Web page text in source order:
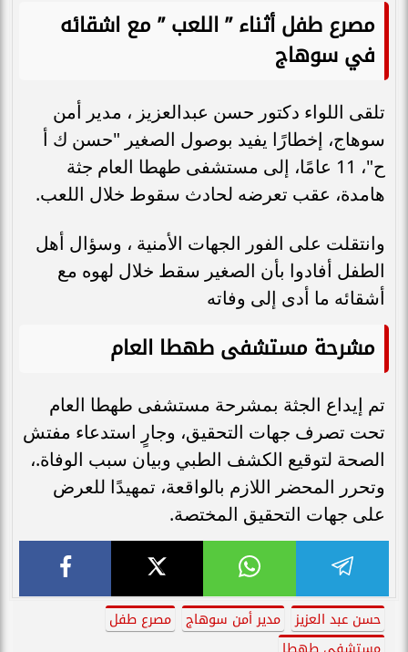
مصرع طفل أثناء ” اللعب ” مع اشقائه
في سوهاج
تلقى اللواء دكتور حسن عبدالعزيز ، مدير أمن
سوهاج، إخطارًا يفيد بوصول الصغير "حسن ك أ
ح"، 11 عامًا، إلى مستشفى طهطا العام جثة
هامدة، عقب تعرضه لحادث سقوط خلال اللعب.
وانتقلت على الفور الجهات الأمنية ، وسؤال أهل
الطفل أفادوا بأن الصغير سقط خلال لهوه مع
أشقائه ما أدى إلى وفاته
مشرحة مستشفى طهطا العام
تم إيداع الجثة بمشرحة مستشفى طهطا العام
تحت تصرف جهات التحقيق، وجارٍ استدعاء مفتش
الصحة لتوقيع الكشف الطبي وبيان سبب الوفاة.،
وتحرر المحضر اللازم بالواقعة، تمهيدًا للعرض
على جهات التحقيق المختصة.
حسن عبد العزيز مدير أمن سوهاج
مصرع طفل